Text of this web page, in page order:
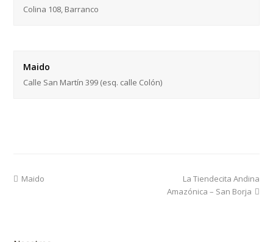
Colina 108, Barranco
Maido
Calle San Martín 399 (esq. calle Colón)
previous
Maido
next
post:
La Tiendecita Andina
Amazónica – San Borja